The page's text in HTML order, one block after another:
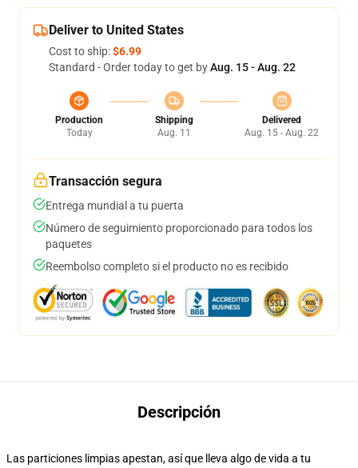
Deliver to United States
Cost to ship:$6.99
Standard - Order today to get byAug. 15 - Aug. 22
Production
Today
Shipping
Aug. 11
Delivered
Aug. 15 - Aug. 22
Transacción segura
Entrega mundial a tu puerta
Número de seguimiento proporcionado para todos los
paquetes
Reembolso completo si el producto no es recibido
Descripción
Las particiones limpias apestan, así que lleva algo de vida a tu